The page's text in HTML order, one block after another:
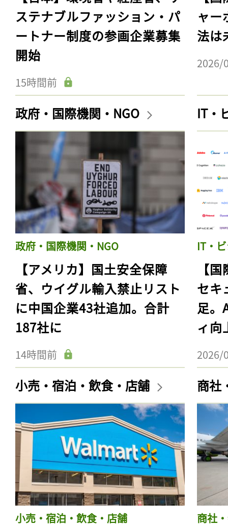
ステナブルファッション・パ
ートナー制度の参画企業募集
開始
15時間前
ャー
法は
2026/
政府・国際機関・NGO
政府・国際機関・NGO
【アメリカ】国土安全保障
省、ウイグル輸入禁止リスト
に中国企業43社追加。合計
187社に
14時間前
IT・
IT・
【
セキ
足。
ィ向
2026/
小売・宿泊・飲食・店舗
小売・宿泊・飲食・店舗
商社
商社